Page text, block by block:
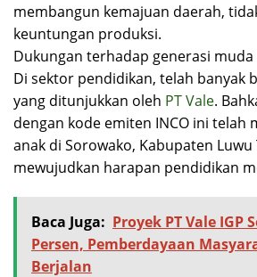
membangun kemajuan daerah,
keuntungan produksi.
Dukungan terhadap generasi
Di sektor pendidikan, telah banyak
yang ditunjukkan oleh PT Vale.
dengan kode emiten INCO ini telah
anak di Sorowako, Kabupaten
mewujudkan harapan pendidikan
Baca Juga: Proyek PT Vale IGP
Persen, Pemberdayaan
Berjalan